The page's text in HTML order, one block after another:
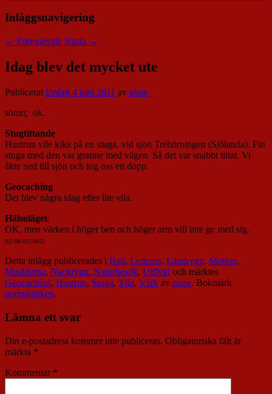
Inläggsnavigering
← Föregående Nästa →
Idag blev det mycket ute
Publiceratlördag 4 juni 2011 av nisse
sömn; ok.
Stugtittande
Hustrun vile kika på en stuga, vid sjön Trehörningen (Sjölanda). Fin
stuga med den var granne med vägen. Så det var snabbt tittat. Vi
åkte ned till sjön och tog oss ett dopp.
Geocaching
Det blev några idag efter lite vila.
Hälsoläget:
OK, men värken i höger ben och höger arm vill inte ge med sig.
[02-08-015-045]
Detta inlägg publicerades i Bad, Lederna, Ländrygg, Motion,
Musklerna, Nackrygg, Naturbesök, Utflyktoch märktes
Geocaching, Hustrun, Stuga, Vila, Värk av nisse. Bokmärk
permalänken.
Lämna ett svar
Din e-postadress kommer inte publiceras. Obligatoriska fält är
märkta *
Kommentar *